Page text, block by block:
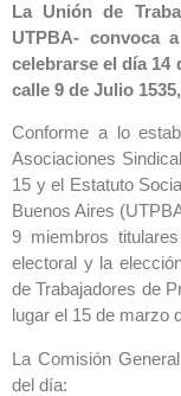
La Unión de
UTPBA- convoca
celebrarse el día 14
calle 9 de Julio
Conforme a lo
Asociaciones
15 y el Estatuto
Buenos Aires
9 miembros
electoral y la
de Trabajadores de
lugar el 15 de marzo
La Comisión
del día: